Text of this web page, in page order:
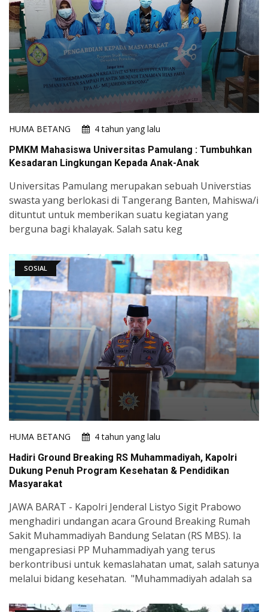
HUMA BETANG
4 tahun yang lalu
PMKM Mahasiswa Universitas Pamulang : Tumbuhkan
Kesadaran Lingkungan Kepada Anak-Anak
Universitas Pamulang merupakan sebuah Universtias
swasta yang berlokasi di Tangerang Banten, Mahiswa/i
dituntut untuk memberikan suatu kegiatan yang
berguna bagi khalayak. Salah satu keg
SOSIAL
HUMA BETANG
4 tahun yang lalu
Hadiri Ground Breaking RS Muhammadiyah, Kapolri
Dukung Penuh Program Kesehatan & Pendidikan
Masyarakat
JAWA BARAT - Kapolri Jenderal Listyo Sigit Prabowo
menghadiri undangan acara Ground Breaking Rumah
Sakit Muhammadiyah Bandung Selatan (RS MBS). Ia
mengapresiasi PP Muhammadiyah yang terus
berkontribusi untuk kemaslahatan umat, salah satunya
melalui bidang kesehatan. "Muhammadiyah adalah sa